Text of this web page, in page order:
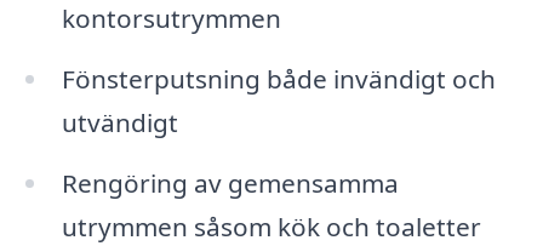
kontorsutrymmen
Fönsterputsning både invändigt och
utvändigt
Rengöring av gemensamma
utrymmen såsom kök och toaletter